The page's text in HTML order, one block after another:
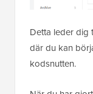
Detta leder dig
där du kan
kodsnutten.